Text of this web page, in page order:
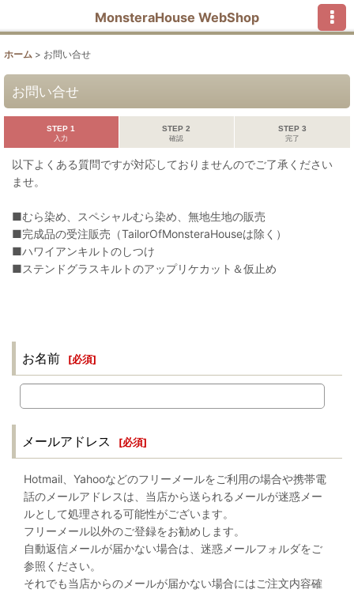
MonsteraHouse WebShop
ホーム > お問い合せ
お問い合せ
STEP 1
入力
STEP 2
確認
STEP 3
完了
以下よくある質問ですが対応しておりませんのでご了承ください
ませ。
■むら染め、スペシャルむら染め、無地生地の販売
■完成品の受注販売（TailorOfMonsteraHouseは除く）
■ハワイアンキルトのしつけ
■ステンドグラスキルトのアップリケカット＆仮止め
お名前 [必須]
メールアドレス [必須]
Hotmail、Yahooなどのフリーメールをご利用の場合や携帯電
話のメールアドレスは、当店から送られるメールが迷惑メー
ルとして処理される可能性がございます。
フリーメール以外のご登録をお勧めします。
自動返信メールが届かない場合は、迷惑メールフォルダをご
参照ください。
それでも当店からのメールが届かない場合にはご注文内容確